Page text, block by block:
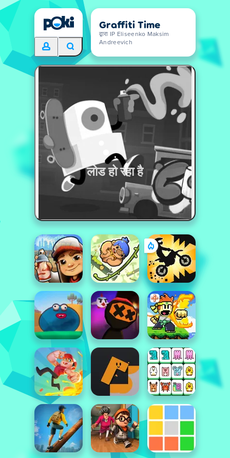
Graffiti Time
द्वारा IP Eliseenko Maksim
Andreevich
लोड हो रहा है